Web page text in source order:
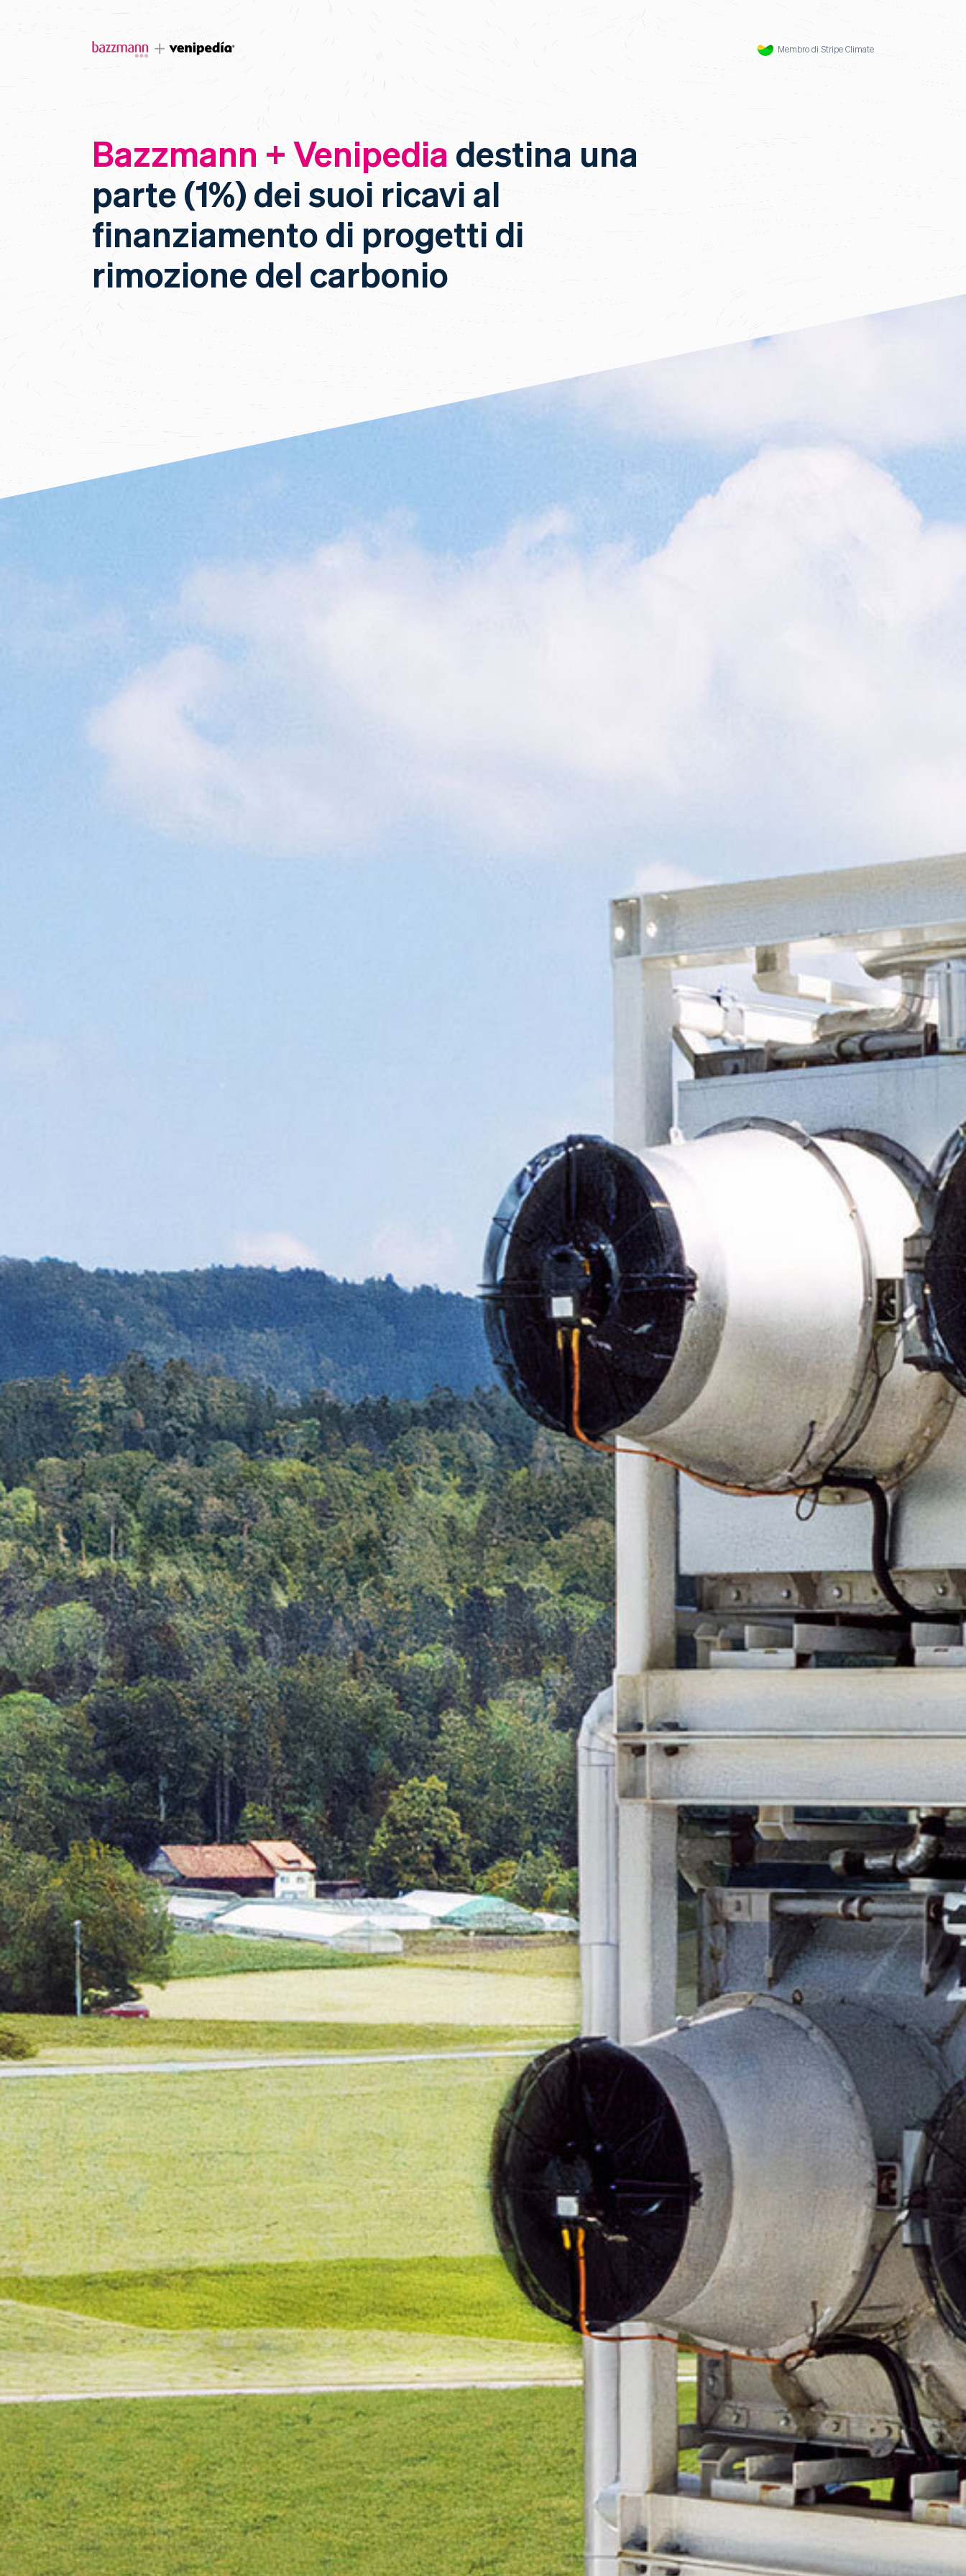
Membro di Stripe Climate
Bazzmann + Venipedia destina una
parte (1%) dei suoi ricavi al
finanziamento di progetti di
rimozione del carbonio